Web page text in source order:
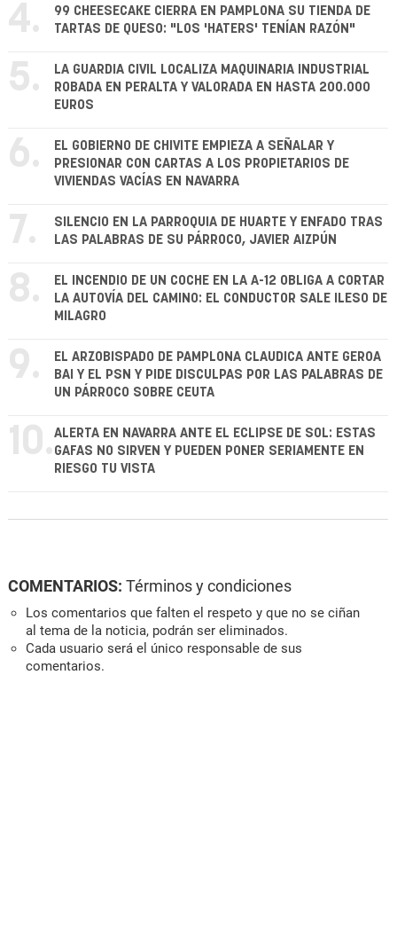
4.
99 CHEESECAKE CIERRA EN PAMPLONA SU TIENDA DE
TARTAS DE QUESO: "LOS 'HATERS' TENÍAN RAZÓN"
5.
LA GUARDIA CIVIL LOCALIZA MAQUINARIA INDUSTRIAL
ROBADA EN PERALTA Y VALORADA EN HASTA 200.000
EUROS
6.
EL GOBIERNO DE CHIVITE EMPIEZA A SEÑALAR Y
PRESIONAR CON CARTAS A LOS PROPIETARIOS DE
VIVIENDAS VACÍAS EN NAVARRA
7.
SILENCIO EN LA PARROQUIA DE HUARTE Y ENFADO TRAS
LAS PALABRAS DE SU PÁRROCO, JAVIER AIZPÚN
8.
EL INCENDIO DE UN COCHE EN LA A-12 OBLIGA A CORTAR
LA AUTOVÍA DEL CAMINO: EL CONDUCTOR SALE ILESO DE
MILAGRO
9.
EL ARZOBISPADO DE PAMPLONA CLAUDICA ANTE GEROA
BAI Y EL PSN Y PIDE DISCULPAS POR LAS PALABRAS DE
UN PÁRROCO SOBRE CEUTA
10.ALERTA EN NAVARRA ANTE EL ECLIPSE DE SOL: ESTAS
GAFAS NO SIRVEN Y PUEDEN PONER SERIAMENTE EN
RIESGO TU VISTA
COMENTARIOS: Términos y condiciones
Los comentarios que falten el respeto y que no se ciñan
al tema de la noticia, podrán ser eliminados.
Cada usuario será el único responsable de sus
comentarios.